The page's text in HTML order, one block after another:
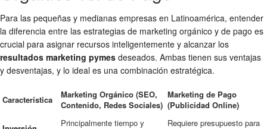
Para las pequeñas y medianas empresas en Latinoamérica, entender
la diferencia entre las estrategias de marketing orgánico y de pago es
crucial para asignar recursos inteligentemente y alcanzar los
resultados marketing pymes deseados. Ambas tienen sus ventajas
y desventajas, y lo ideal es una combinación estratégica.
Característica
Marketing Orgánico (SEO,
Contenido, Redes Sociales)
Marketing de Pago
(Publicidad Online)
Principalmente tiempo y
Requiere presupuesto para